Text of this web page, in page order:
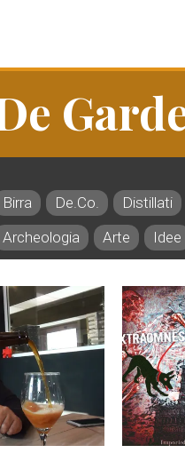
Birra De.Co.
Distillati
Archeologia Arte Idee